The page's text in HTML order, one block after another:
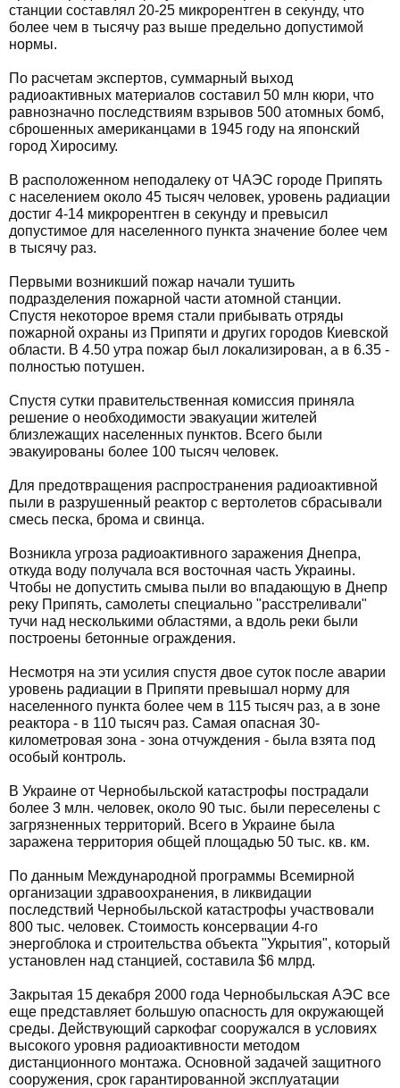
станции составлял 20-25 микрорентген в секунду, что
более чем в тысячу раз выше предельно допустимой
нормы.
По расчетам экспертов, суммарный выход
радиоактивных материалов составил 50 млн кюри, что
равнозначно последствиям взрывов 500 атомных бомб,
сброшенных американцами в 1945 году на японский
город Хиросиму.
В расположенном неподалеку от ЧАЭС городе Припять
с населением около 45 тысяч человек, уровень радиации
достиг 4-14 микрорентген в секунду и превысил
допустимое для населенного пункта значение более чем
в тысячу раз.
Первыми возникший пожар начали тушить
подразделения пожарной части атомной станции.
Спустя некоторое время стали прибывать отряды
пожарной охраны из Припяти и других городов Киевской
области. В 4.50 утра пожар был локализирован, а в 6.35 -
полностью потушен.
Спустя сутки правительственная комиссия приняла
решение о необходимости эвакуации жителей
близлежащих населенных пунктов. Всего были
эвакуированы более 100 тысяч человек.
Для предотвращения распространения радиоактивной
пыли в разрушенный реактор с вертолетов сбрасывали
смесь песка, брома и свинца.
Возникла угроза радиоактивного заражения Днепра,
откуда воду получала вся восточная часть Украины.
Чтобы не допустить смыва пыли во впадающую в Днепр
реку Припять, самолеты специально "расстреливали"
тучи над несколькими областями, а вдоль реки были
построены бетонные ограждения.
Несмотря на эти усилия спустя двое суток после аварии
уровень радиации в Припяти превышал норму для
населенного пункта более чем в 115 тысяч раз, а в зоне
реактора - в 110 тысяч раз. Самая опасная 30-
километровая зона - зона отчуждения - была взята под
особый контроль.
В Украине от Чернобыльской катастрофы пострадали
более 3 млн. человек, около 90 тыс. были переселены с
загрязненных территорий. Всего в Украине была
заражена территория общей площадью 50 тыс. кв. км.
По данным Международной программы Всемирной
организации здравоохранения, в ликвидации
последствий Чернобыльской катастрофы участвовали
800 тыс. человек. Стоимость консервации 4-го
энергоблока и строительства объекта "Укрытия", который
установлен над станцией, составила $6 млрд.
Закрытая 15 декабря 2000 года Чернобыльская АЭС все
еще представляет большую опасность для окружающей
среды. Действующий саркофаг сооружался в условиях
высокого уровня радиоактивности методом
дистанционного монтажа. Основной задачей защитного
сооружения, срок гарантированной эксплуатации